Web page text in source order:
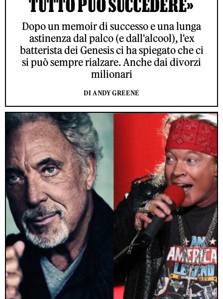
TUTTO PUÒ SUCCEDERE»
Dopo un memoir di successo e una lunga
astinenza dal palco (e dall'alcool), l'ex
batterista dei Genesis ci ha spiegato che ci
si può sempre rialzare. Anche dai divorzi
milionari
DI ANDY GREENE